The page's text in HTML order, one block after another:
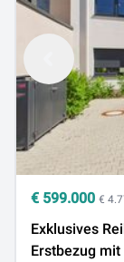
€ 599.000 €
Exklusives
Erstbezug